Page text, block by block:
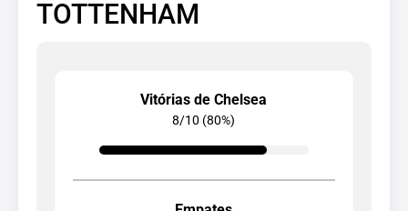
TOTTENHAM
Vitórias de Chelsea
8/10 (80%)